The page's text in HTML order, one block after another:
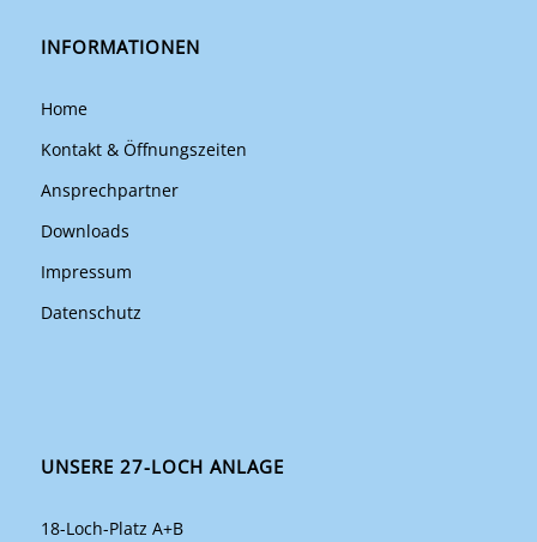
INFORMATIONEN
Home
Kontakt & Öffnungszeiten
Ansprechpartner
Downloads
Impressum
Datenschutz
UNSERE 27-LOCH ANLAGE
18-Loch-Platz A+B